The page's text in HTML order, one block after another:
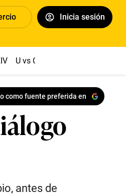
Inicia sesión
U vs Cristal
como fuente preferida en
antes de